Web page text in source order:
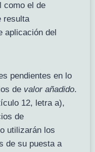
como el de
resulta
aplicación del
pendientes en lo
de valor añadido.
12, letra a),
de
utilizarán los
de su puesta a